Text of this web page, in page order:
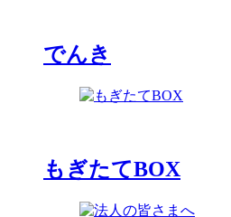
でんき
もぎたてBOX